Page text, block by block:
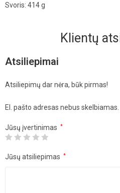
Svoris: 414 g
Klientų
Atsiliepimai
Atsiliepimų dar nėra, būk pirmas!
El. pašto adresas nebus skelbiamas.
Jūsų įvertinimas *
Jūsų atsiliepimas *